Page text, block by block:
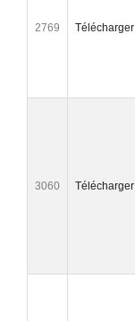
Télécharger
2769
Télécharger
3060